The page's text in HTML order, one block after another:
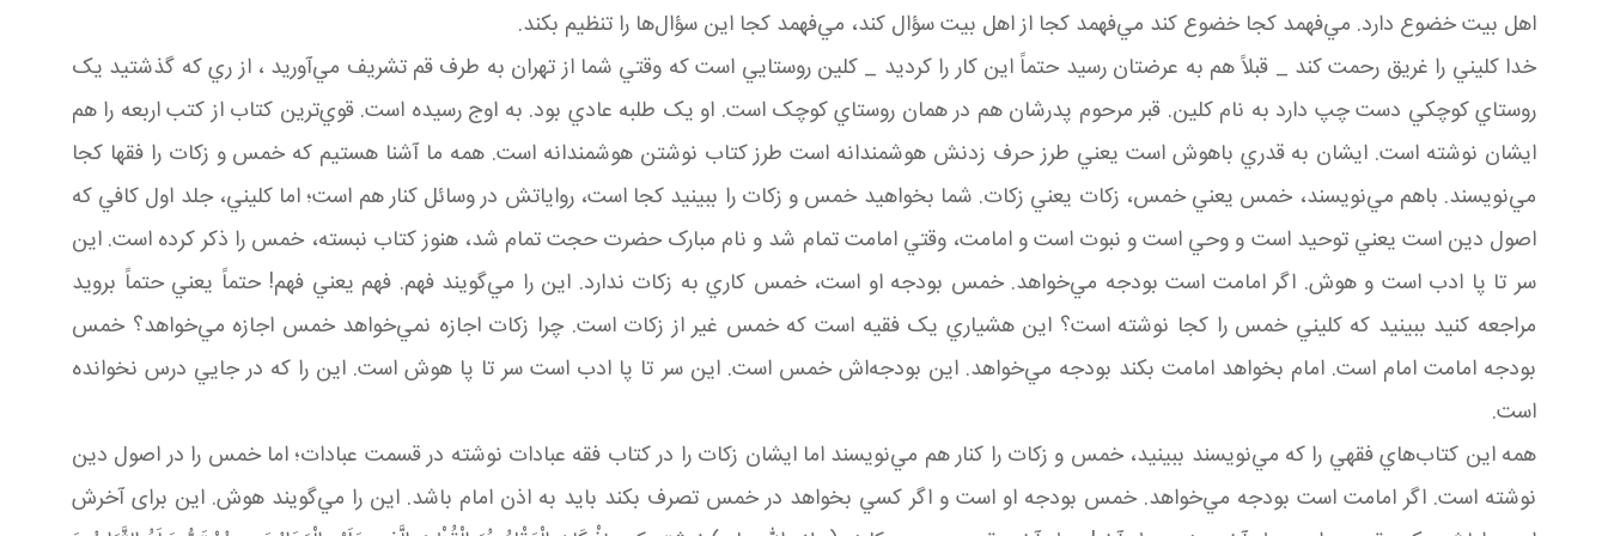
اهل بيت خضوع دارد. مي‌فهمد کجا خضوع کند مي‌فهمد کجا از اهل بيت سؤال کند، مي‌فهمد کجا اين سؤال‌ها را تنظيم بکند.
خدا کليني را غريق رحمت کند _ قبلاً هم به عرضتان رسيد حتماً اين کار را کرديد _ کلين روستايي است که وقتي شما از تهران به طرف قم تشريف مي‌آوريد ، از ري که گذشتيد يک
روستاي کوچکي دست چپ دارد به نام کلين. قبر مرحوم پدرشان هم در همان روستاي کوچک است. او يک طلبه عادي بود. به اوج رسيده است. قوي‌ترين کتاب از کتب اربعه را هم
ايشان نوشته است. ايشان به قدري باهوش است يعني طرز حرف زدنش هوشمندانه است طرز کتاب نوشتن هوشمندانه است. همه ما آشنا هستيم که خمس و زکات را فقها کجا
مي‌نويسند. باهم مي‌نويسند، خمس يعني خمس، زکات يعني زکات. شما بخواهيد خمس و زکات را ببينيد کجا است، رواياتش در وسائل کنار هم است؛ اما کليني، جلد اول کافي که
اصول دين است يعني توحيد است و وحي است و نبوت است و امامت، وقتي امامت تمام شد و نام مبارک حضرت حجت تمام شد، هنوز کتاب نبسته، خمس را ذکر کرده است. اين
سر تا پا ادب است و هوش. اگر امامت است بودجه مي‌خواهد. خمس بودجه او است، خمس کاري به زکات ندارد. اين را مي‌گويند فهم. فهم يعني فهم! حتماً يعني حتماً برويد
مراجعه کنيد ببينيد که کليني خمس را کجا نوشته است؟ اين هشياري يک فقيه است که خمس غير از زکات است. چرا زکات اجازه نمي‌خواهد خمس اجازه مي‌خواهد؟ خمس
بودجه امامت امام است. امام بخواهد امامت بکند بودجه مي‌خواهد. اين بودجه‌اش خمس است. اين سر تا پا ادب است سر تا پا هوش است. اين را که در جايي درس نخوانده
است.
همه اين کتاب‌هاي فقهي را که مي‌نويسند ببينيد، خمس و زکات را کنار هم مي‌نويسند اما ايشان زکات را در کتاب فقه عبادات نوشته در قسمت عبادات؛ اما خمس را در اصول دين
نوشته است. اگر امامت است بودجه مي‌خواهد. خمس بودجه او است و اگر کسي بخواهد در خمس تصرف بکند بايد به اذن امام باشد. اين را مي‌گويند هوش. اين برای آخرش